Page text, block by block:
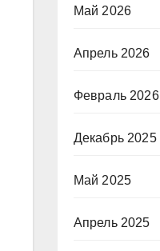
Май 2026
Апрель 2026
Февраль 2026
Декабрь 2025
Май 2025
Апрель 2025